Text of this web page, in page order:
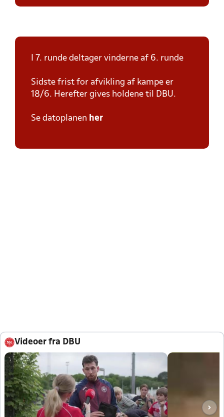
I 7. runde deltager vinderne af 6. runde
Sidste frist for afvikling af kampe er
18/6. Herefter gives holdene til DBU.
Se datoplanen her
Videoer fra DBU